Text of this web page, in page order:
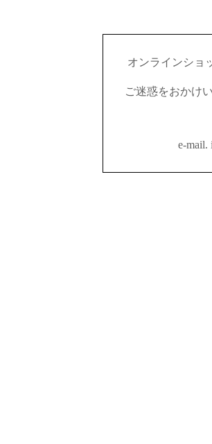
オンラインショ
ご迷惑をおかけ
e-mail.